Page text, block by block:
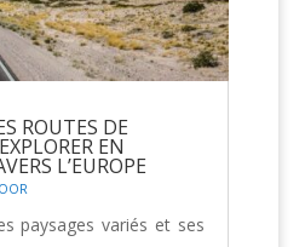
ROUTES DE
EN
L’EUROPE
paysages variés et ses